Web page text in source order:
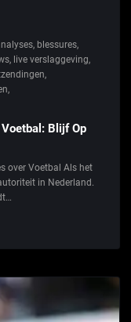
, blessures,
, live verslaggeving,
,
,
Blijf Op
over Voetbal Als het
in Nederland.